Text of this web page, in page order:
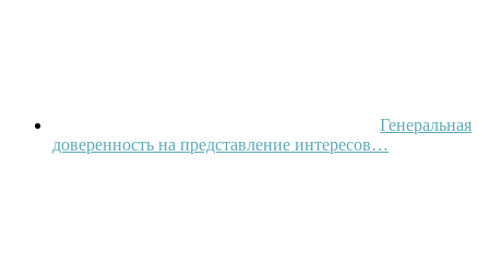
Генеральная
доверенность на представление интересов…